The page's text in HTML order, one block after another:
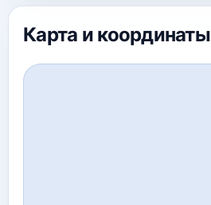
Карта и координаты